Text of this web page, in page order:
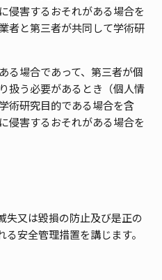
侵害するおそれがある場合を
者と第三者が共同して学術研
る場合であって、第三者が個
扱う必要があるとき（個人情
術研究目的である場合を含
侵害するおそれがある場合を
失又は毀損の防止及び是正の
安全管理措置を講じます。